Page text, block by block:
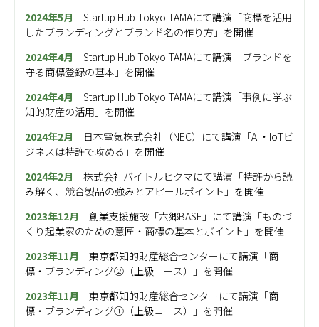
2024年5月
Startup Hub Tokyo TAMAにて講演「商標を活用
したブランディングとブランド名の作り方」を開催
2024年4月
Startup Hub Tokyo TAMAにて講演「ブランドを
守る商標登録の基本」を開催
2024年4月
Startup Hub Tokyo TAMAにて講演「事例に学ぶ
知的財産の活用」を開催
2024年2月 日本電気株式会社（NEC）にて講演「AI・IoTビ
ジネスは特許で攻める」を開催
2024年2月
株式会社バイトルヒクマにて講演「特許から読
み解く、競合製品の強みとアピールポイント」を開催
2023年12月
創業支援施設「六郷BASE」 にて講演「ものづ
くり起業家のための意匠・商標の基本とポイント」を開催
2023年11月
東京都知的財産総合センター にて講演「商
標・ブランディング②（上級コース）」を開催
2023年11月
東京都知的財産総合センター にて講演「商
標・ブランディング①（上級コース）」を開催